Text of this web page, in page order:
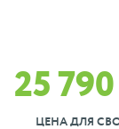
25
ЦЕНА ДЛЯ